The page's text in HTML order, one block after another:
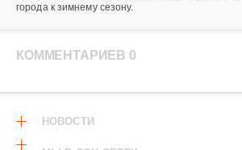
города к зимнему сезону.
КОММЕНТАРИЕВ 0
НОВОСТИ